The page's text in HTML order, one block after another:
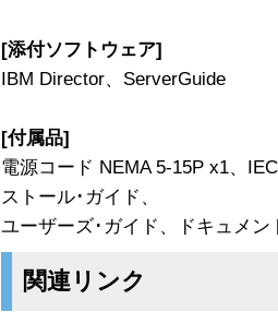
[添付ソフトウェア]
IBM Director、ServerGuide
[付属品]
電源コード NEMA 5-15P x1、
ストール･ガイド、
ユーザーズ･ガイド、ドキュメン
関連リンク